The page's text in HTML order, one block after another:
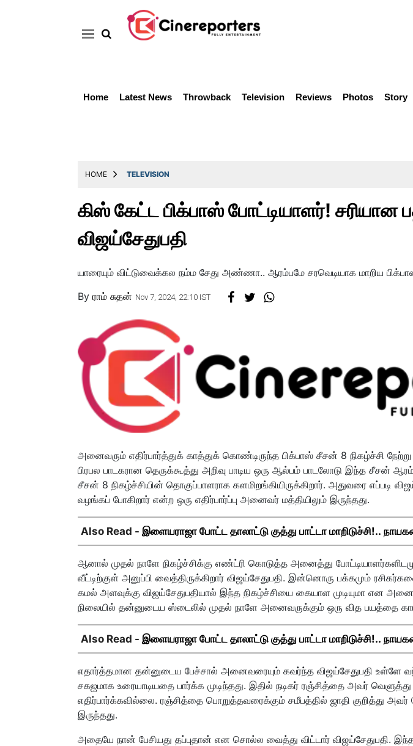
Home Latest News Throwback Television Reviews Photos Story
HOME TELEVISION
கிஸ் கேட்ட பிக்பாஸ் போட்டியாளர்! சரியான
விஜய்சேதுபதி
யாரையும் விட்டுவைக்கல நம்ம சேது அண்ணா.. ஆரம்பமே சரவெடியாக மாறிய
By ராம் சுதன் Nov 7, 2024, 22:10 IST
அனைவரும் எதிர்பார்த்துக் காத்துக் கொண்டிருந்த பிக்பாஸ் சீசன் 8 நிகழ்ச்சி
பிரபல பாடகரான தெருக்கூத்து அறிவு பாடிய ஒரு ஆல்பம் பாடலோடு இந்த சீசன்
சீசன் 8 நிகழ்ச்சியின் தொகுப்பாளராக களமிறங்கியிருக்கிறார். அதுவரை எப்படி
வழங்கப் போகிறார் என்ற ஒரு எதிர்பார்ப்பு அனைவர் மத்தியிலும் இருந்தது.
Also Read - இளையராஜா போட்ட தாலாட்டு குத்து பாட்டா மாறிடுச்சி!..
ஆனால் முதல் நாளே நிகழ்ச்சிக்கு எண்ட்ரி கொடுத்த அனைத்து
வீட்டிற்குள் அனுப்பி வைத்திருக்கிறார் விஜய்சேதுபதி. இன்னொரு பக்கமும்
கமல் அளவுக்கு விஜய்சேதுபதியால் இந்த நிகழ்ச்சியை கையாள முடியுமா என
நிலையில் தன்னுடைய ஸ்டைலில் முதல் நாளே அனைவருக்கும் ஒரு வித பயத்தை
Also Read - இளையராஜா போட்ட தாலாட்டு குத்து பாட்டா மாறிடுச்சி!..
எதார்த்தமான தன்னுடைய பேச்சால் அனைவரையும் கவர்ந்த விஜய்சேதுபதி உள்ளே
சகஜமாக உரையாடியதை பார்க்க முடிந்தது. இதில் நடிகர் ரஞ்சித்தை அவர்
எதிர்பார்க்கவில்லை. ரஞ்சித்தை பொறுத்தவரைக்கும் சமீபத்தில் ஜாதி குறித்து அவர்
இருந்தது.
அதையே நான் பேசியது தப்புதான் என சொல்ல வைத்து விட்டார் விஜய்சேதுபதி. இந்த